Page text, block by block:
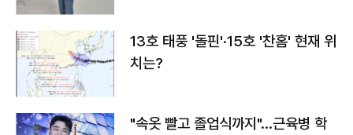
13호 태풍 '돌핀'·15호 '찬홈' 현재 위
치는?
"속옷 빨고 졸업식까지"…근육병 학